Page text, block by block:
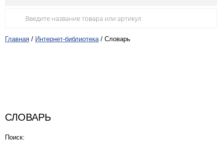
Главная / Интернет-библиотека / Словарь
СЛОВАРЬ
Поиск: